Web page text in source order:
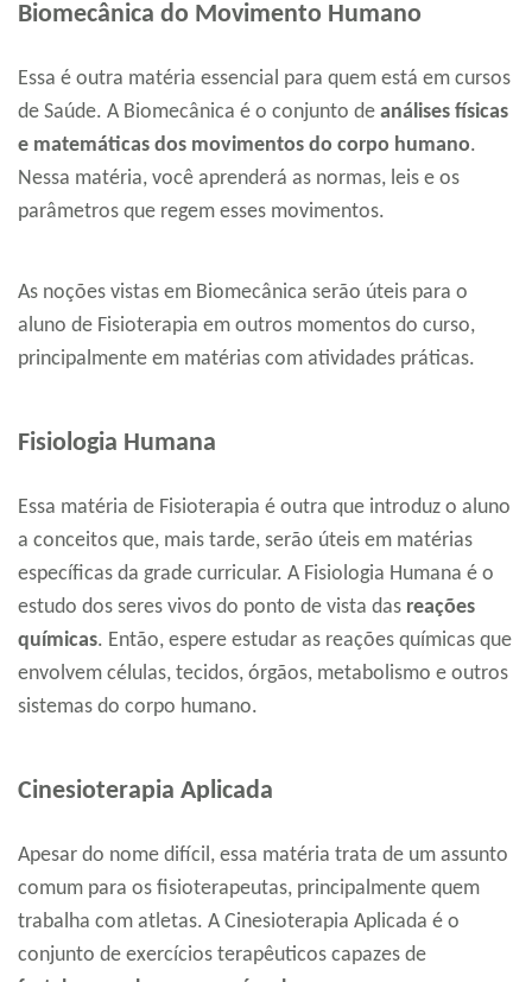
Biomecânica do Movimento Humano
Essa é outra matéria essencial para quem está em cursos
de Saúde. A Biomecânica é o conjunto de análises físicas
e matemáticas dos movimentos do corpo humano.
Nessa matéria, você aprenderá as normas, leis e os
parâmetros que regem esses movimentos.
As noções vistas em Biomecânica serão úteis para o
aluno de Fisioterapia em outros momentos do curso,
principalmente em matérias com atividades práticas.
Fisiologia Humana
Essa matéria de Fisioterapia é outra que introduz o aluno
a conceitos que, mais tarde, serão úteis em matérias
específicas da grade curricular. A Fisiologia Humana é o
estudo dos seres vivos do ponto de vista das reações
químicas. Então, espere estudar as reações químicas que
envolvem células, tecidos, órgãos, metabolismo e outros
sistemas do corpo humano.
Cinesioterapia Aplicada
Apesar do nome difícil, essa matéria trata de um assunto
comum para os fisioterapeutas, principalmente quem
trabalha com atletas. A Cinesioterapia Aplicada é o
conjunto de exercícios terapêuticos capazes de